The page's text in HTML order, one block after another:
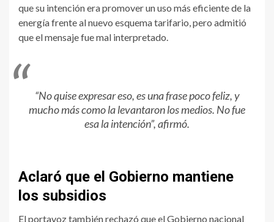
que su intención era promover un uso más eficiente de la
energía frente al nuevo esquema tarifario, pero admitió
que el mensaje fue mal interpretado.
“No quise expresar eso, es una frase poco feliz, y
mucho más como la levantaron los medios. No fue
esa la intención”, afirmó.
Aclaró que el Gobierno mantiene
los subsidios
El portavoz también rechazó que el Gobierno nacional